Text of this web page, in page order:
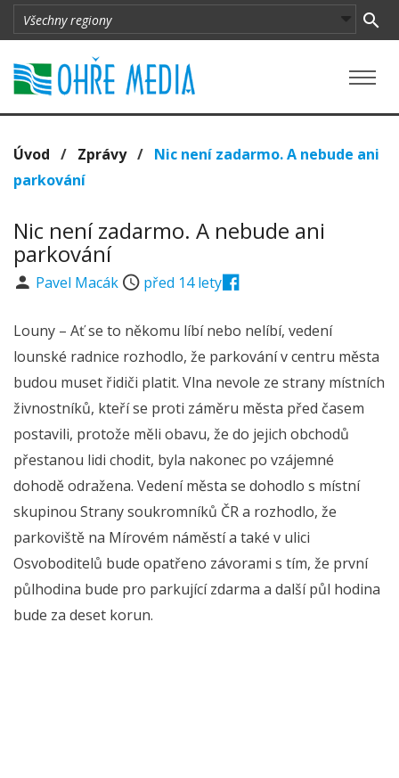
Úvod / Zprávy/ Nic není zadarmo. A nebude ani
parkování
Nic není zadarmo. A nebude ani
parkování
Pavel Macák před 14 lety
Louny – Ať se to někomu líbí nebo nelíbí, vedení
lounské radnice rozhodlo, že parkování v centru města
budou muset řidiči platit. Vlna nevole ze strany místních
živnostníků, kteří se proti záměru města před časem
postavili, protože měli obavu, že do jejich obchodů
přestanou lidi chodit, byla nakonec po vzájemné
dohodě odražena. Vedení města se dohodlo s místní
skupinou Strany soukromníků ČR a rozhodlo, že
parkoviště na Mírovém náměstí a také v ulici
Osvoboditelů bude opatřeno závorami s tím, že první
půlhodina bude pro parkující zdarma a další půl hodina
bude za deset korun.